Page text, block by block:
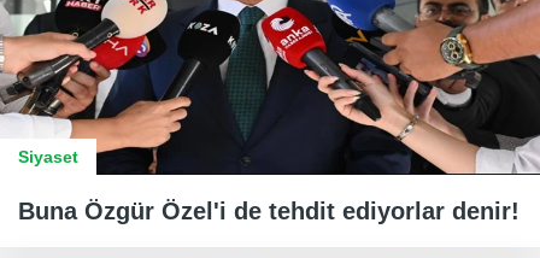
Siyaset
Buna Özgür Özel'i de tehdit ediyorlar denir!